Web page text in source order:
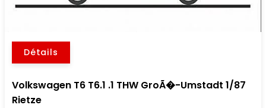
Détails
Volkswagen T6 T6.1 .1 THW GroÃ�-Umstadt 1/87
Rietze